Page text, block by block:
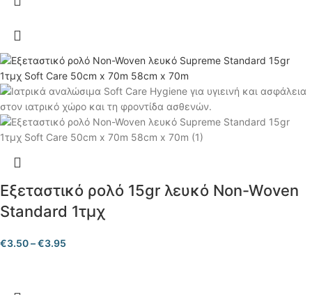
Εξεταστικό ρολό 15gr λευκό Non-Woven
Standard 1τμχ
€3.50–€3.95